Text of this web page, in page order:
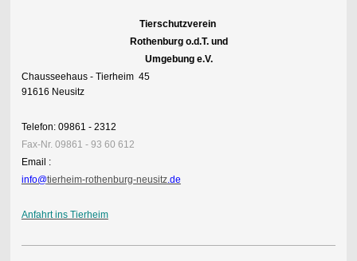
Tierschutzverein
Rothenburg o.d.T. und
Umgebung e.V.
Chausseehaus - Tierheim 45
91616 Neusitz
Telefon: 09861 - 2312
Fax-Nr. 09861 - 93 60 612
Email :
info@tierheim-rothenburg-neusitz.de
Anfahrt ins Tierheim